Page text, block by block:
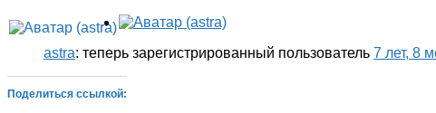
astra: теперь зарегистрированный пользователь 7 лет, 8
Поделиться ссылкой: